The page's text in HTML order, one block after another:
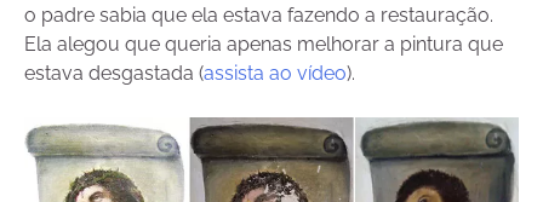
o padre sabia que ela estava fazendo a restauração.
Ela alegou que queria apenas melhorar a pintura que
estava desgastada (assista ao vídeo).